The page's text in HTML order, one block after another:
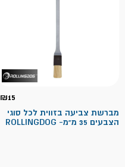
₪15
מברשת צביעה בזווית לכל סוגי
הצבעים 35 מ"מ- ROLLINGDOG